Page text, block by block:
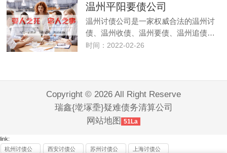
温州平阳要债公司
温州讨债公司是一家权威合法的温州讨
债、温州收债、温州要债、温州追债…
时间：2022-02-26
Copyright © 2026 All Right Reserve
瑞鑫{墘塜埀}疑难债务清算公司
网站地图 51La
link:
杭州讨债公
西安讨债公 苏州讨债公 上海讨债公